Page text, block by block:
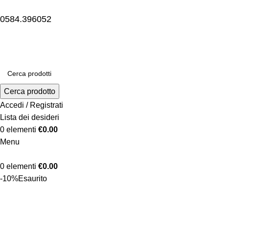
0584.396052
Cerca prodotto
Accedi / Registrati
Lista dei desideri
0 elementi €0.00
Menu
0 elementi €0.00
-10%Esaurito